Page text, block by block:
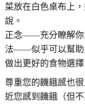
菜放在白色桌布上
說。
正念——充分瞭解你
法——似乎可以幫助
做出更好的食物選擇
尊重您的饑餓感也
近您感到饑餓（但